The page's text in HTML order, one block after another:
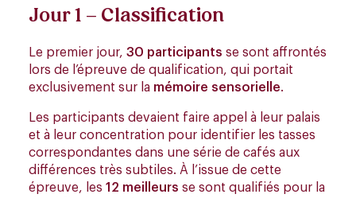
Jour 1 – Classification
Le premier jour, 30 participants se sont affrontés
lors de l’épreuve de qualification, qui portait
exclusivement sur la mémoire sensorielle.
Les participants devaient faire appel à leur palais
et à leur concentration pour identifier les tasses
correspondantes dans une série de cafés aux
différences très subtiles. À l’issue de cette
épreuve, les 12 meilleurs se sont qualifiés pour la